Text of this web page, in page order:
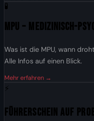
🧪
MPU – Medizinisch-
Was ist die MPU, wann
Alle Infos auf einen Blick.
Mehr erfahren →
⚡
Führerschein auf